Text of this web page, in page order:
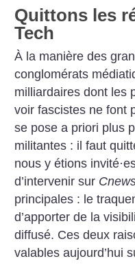
Quittons les
Tech
À la manière des
conglomérats
milliardaires dont les
voir fascistes ne font
se pose a priori plus
militantes : il faut
nous y étions invité·
d’intervenir sur
principales : le
d’apporter de la
diffusé. Ces deux
valables aujourd’hui